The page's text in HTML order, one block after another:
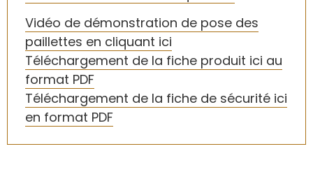
Vidéo de démonstration de pose des
paillettes en cliquant ici
Téléchargement de la fiche produit ici au
format PDF
Téléchargement de la fiche de sécurité ici
en format PDF